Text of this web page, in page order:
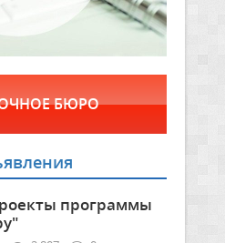
БЮРО
программы